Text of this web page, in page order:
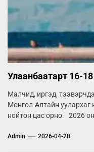
Улаанбаатарт 16-
Малчид, иргэд,
Монгол-Алтайн уулархаг
нойтон цас орно. 2026
Admin 2026-04-28